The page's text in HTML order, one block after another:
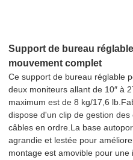
Support de bureau
mouvement complet
Ce support de bureau réglable
deux moniteurs allant de 10″ à
maximum est de 8 kg/17,6
dispose d'un clip de gestion
câbles en ordre.La base
agrandie et lestée pour
montage est amovible pour